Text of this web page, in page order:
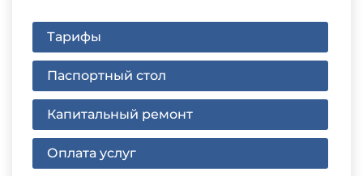
Тарифы
Паспортный стол
Капитальный ремонт
Оплата услуг